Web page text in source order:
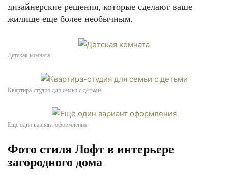
дизайнерские решения, которые сделают ваше
жилище еще более необычным.
Детская комната
Квартира-студия для семьи с детьми
Еще один вариант оформления
Фото стиля Лофт в интерьере
загородного дома